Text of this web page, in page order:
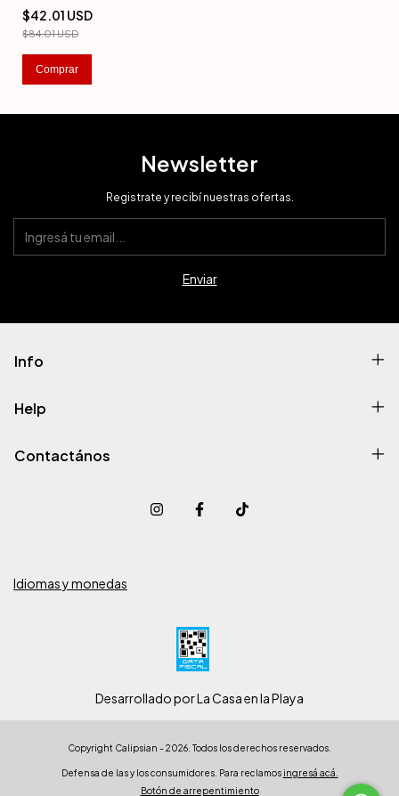
$42.01 USD
$84.01 USD
Comprar
Newsletter
Registrate y recibí nuestras ofertas.
Info
Help
Contactános
Idiomas y monedas
Desarrollado por La Casa en la Playa
Copyright Calipsian - 2026. Todos los derechos reservados.
Defensa de las y los consumidores. Para reclamos ingresá acá.
Botón de arrepentimiento